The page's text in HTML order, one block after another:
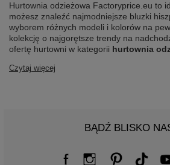
Hurtownia odzieżowa Factoryprice.eu to
możesz znaleźć najmodniejsze bluzki
wyborem różnych modeli i kolorów na
kolekcję o najgorętsze trendy na
ofertę hurtowni w kategorii hurtownia
Czytaj więcej
BĄDŹ BLISKO